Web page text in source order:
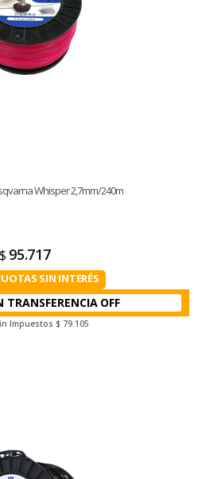
Whisper 2,7mm/240m
$ 95.717
SIN INTERÉS
TRANSFERENCIA
Impuestos $ 79.105